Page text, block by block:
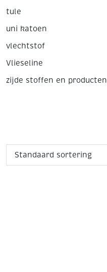
tule
uni katoen
vlechtstof
Vlieseline
zijde stoffen en producten